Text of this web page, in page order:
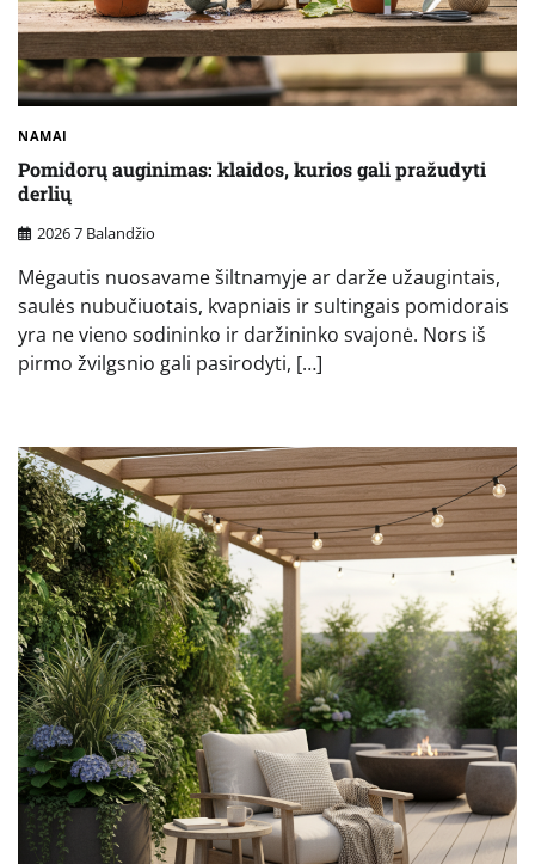
NAMAI
Pomidorų auginimas: klaidos, kurios gali pražudyti
derlių
2026 7 Balandžio
Mėgautis nuosavame šiltnamyje ar darže užaugintais,
saulės nubučiuotais, kvapniais ir sultingais pomidorais
yra ne vieno sodininko ir daržininko svajonė. Nors iš
pirmo žvilgsnio gali pasirodyti, […]